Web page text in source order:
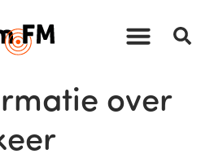
over